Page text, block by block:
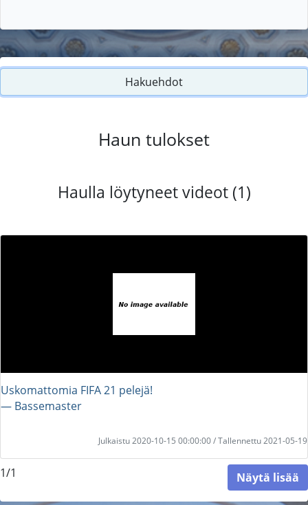
Hakuehdot
Haun tulokset
Haulla löytyneet videot (1)
Uskomattomia FIFA 21 pelejä!
― Bassemaster
Julkaistu 2020-10-15 00:00:00 / Tallennettu 2021-05-19
1/1 Näytä lisää